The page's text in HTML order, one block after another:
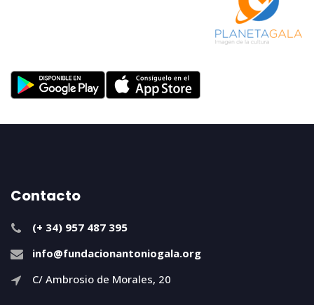
Contacto
(+ 34) 957 487 395
info@fundacionantoniogala.org
C/ Ambrosio de Morales, 20